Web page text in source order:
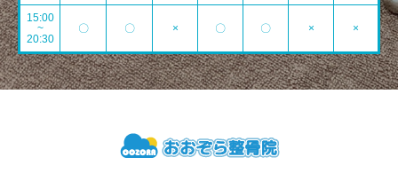
15:00
~
20:30
〇 〇 × 〇 〇 × ×